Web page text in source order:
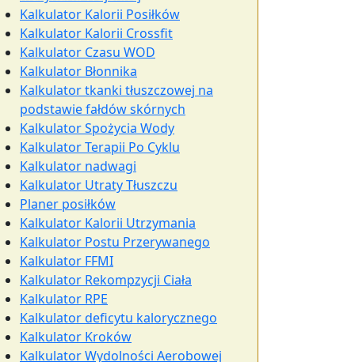
Kalkulator Kalorii Posiłków
Kalkulator Kalorii Crossfit
Kalkulator Czasu WOD
Kalkulator Błonnika
Kalkulator tkanki tłuszczowej na
podstawie fałdów skórnych
Kalkulator Spożycia Wody
Kalkulator Terapii Po Cyklu
Kalkulator nadwagi
Kalkulator Utraty Tłuszczu
Planer posiłków
Kalkulator Kalorii Utrzymania
Kalkulator Postu Przerywanego
Kalkulator FFMI
Kalkulator Rekompzycji Ciała
Kalkulator RPE
Kalkulator deficytu kalorycznego
Kalkulator Kroków
Kalkulator Wydolności Aerobowej